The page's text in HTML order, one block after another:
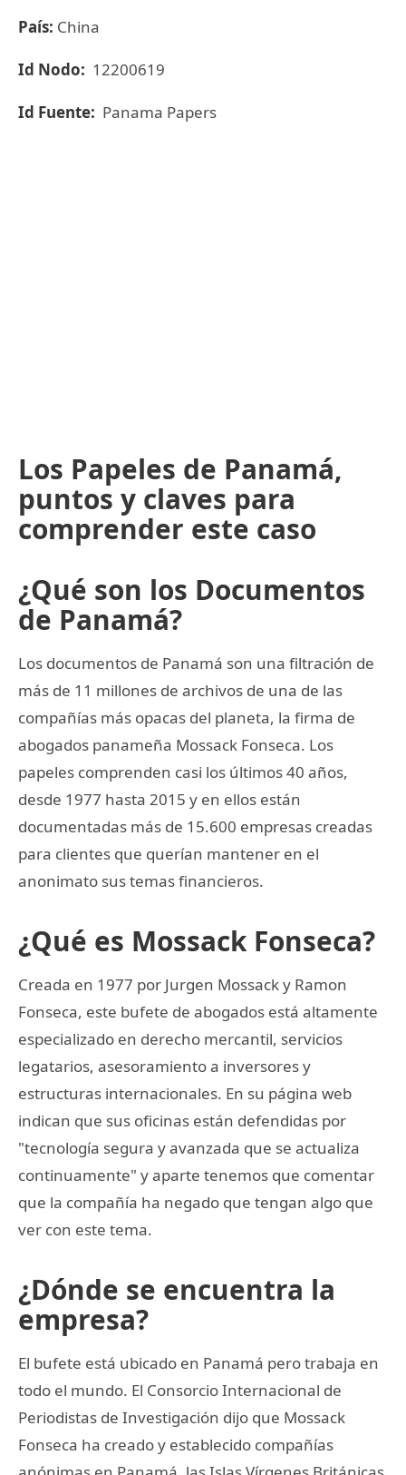
País: China
Id Nodo: 12200619
Id Fuente: Panama Papers
Los Papeles de Panamá,
puntos y claves para
comprender este caso
¿Qué son los Documentos
de Panamá?
Los documentos de Panamá son una filtración de
más de 11 millones de archivos de una de las
compañías más opacas del planeta, la firma de
abogados panameña Mossack Fonseca. Los
papeles comprenden casi los últimos 40 años,
desde 1977 hasta 2015 y en ellos están
documentadas más de 15.600 empresas creadas
para clientes que querían mantener en el
anonimato sus temas financieros.
¿Qué es Mossack Fonseca?
Creada en 1977 por Jurgen Mossack y Ramon
Fonseca, este bufete de abogados está altamente
especializado en derecho mercantil, servicios
legatarios, asesoramiento a inversores y
estructuras internacionales. En su página web
indican que sus oficinas están defendidas por
"tecnología segura y avanzada que se actualiza
continuamente" y aparte tenemos que comentar
que la compañía ha negado que tengan algo que
ver con este tema.
¿Dónde se encuentra la
empresa?
El bufete está ubicado en Panamá pero trabaja en
todo el mundo. El Consorcio Internacional de
Periodistas de Investigación dijo que Mossack
Fonseca ha creado y establecido compañías